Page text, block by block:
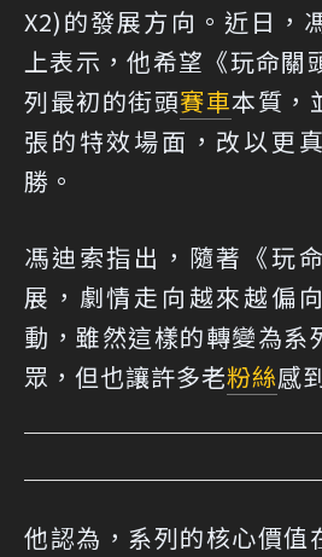
X2)的發展方向。近日，
上表示，他希望《玩命關
列最初的街頭賽車本質，
張的特效場面，改以更
勝。
馮迪索指出，隨著《玩
展，劇情走向越來越偏
動，雖然這樣的轉變為系
眾，但也讓許多老粉絲感
他認為，系列的核心價值